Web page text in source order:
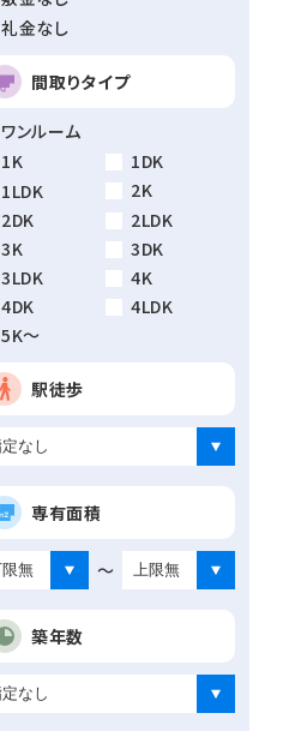
礼金なし
間取りタイプ
ワンルーム
1K
1DK
1LDK
2K
2DK
2LDK
3K
3DK
3LDK
4K
4DK
4LDK
5K～
駅徒歩
専有面積
～
築年数